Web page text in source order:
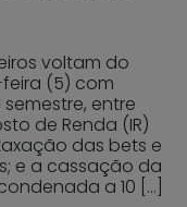
voltam do
(5) com
entre
de Renda (IR)
das bets e
e a cassação da
a 10 […]